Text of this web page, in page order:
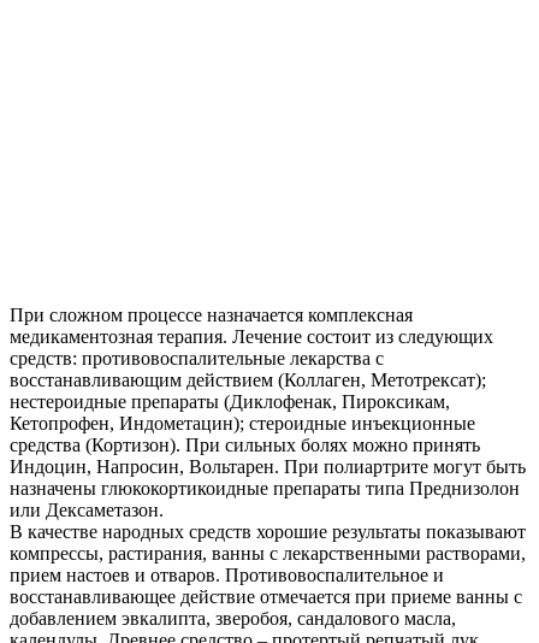
При сложном процессе назначается комплексная
медикаментозная терапия. Лечение состоит из следующих
средств: противовоспалительные лекарства с
восстанавливающим действием (Коллаген, Метотрексат);
нестероидные препараты (Диклофенак, Пироксикам,
Кетопрофен, Индометацин); стероидные инъекционные
средства (Кортизон). При сильных болях можно принять
Индоцин, Напросин, Вольтарен. При полиартрите могут быть
назначены глюкокортикоидные препараты типа Преднизолон
или Дексаметазон.
В качестве народных средств хорошие результаты показывают
компрессы, растирания, ванны с лекарственными растворами,
прием настоев и отваров. Противовоспалительное и
восстанавливающее действие отмечается при приеме ванны с
добавлением эвкалипта, зверобоя, сандалового масла,